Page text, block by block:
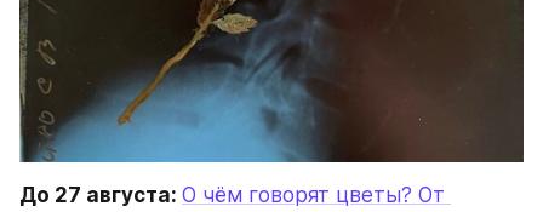
До 27 августа: О чём говорят цветы? От